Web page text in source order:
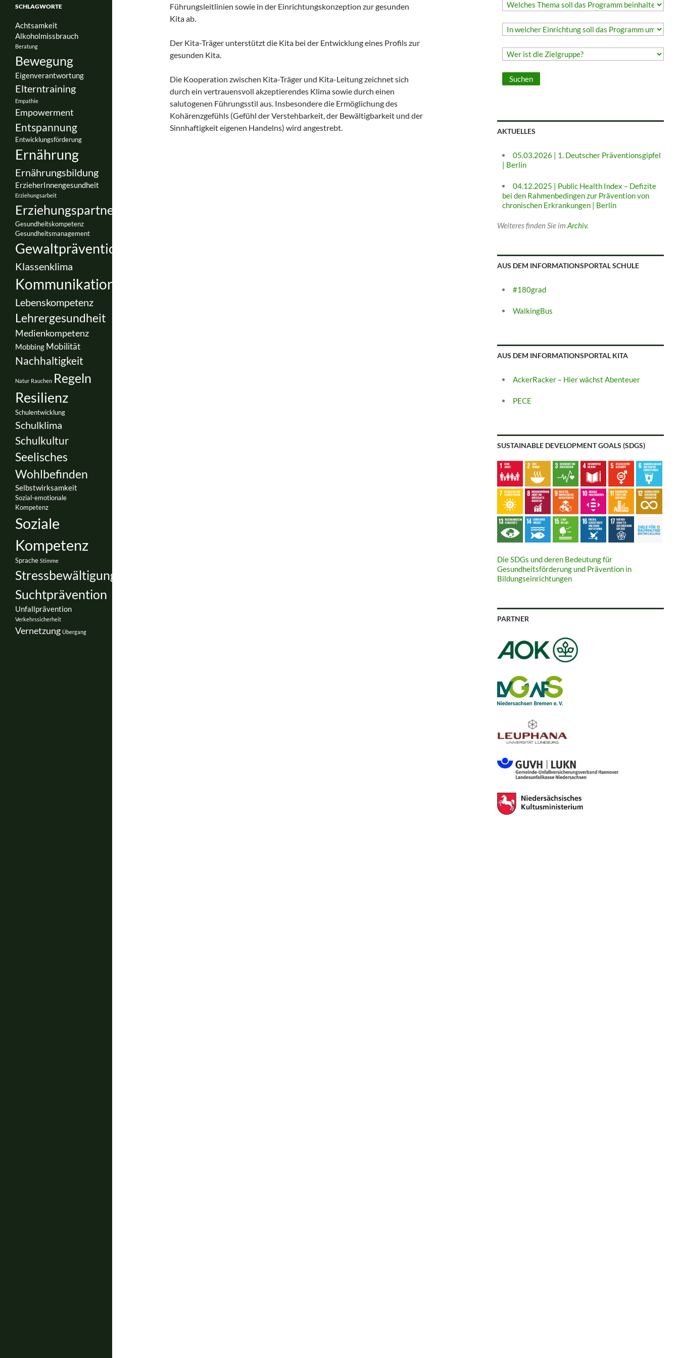
Führungsleitlinien sowie in der Einrichtungskonzeption zur gesunden
Kita ab.
Der Kita-Träger unterstützt die Kita bei der Entwicklung eines Profils zur
gesunden Kita.
Die Kooperation zwischen Kita-Träger und Kita-Leitung zeichnet sich
durch ein vertrauensvoll akzeptierendes Klima sowie durch einen
salutogenen Führungsstil aus. Insbesondere die Ermöglichung des
Kohärenzgefühls (Gefühl der Verstehbarkeit, der Bewältigbarkeit und der
Sinnhaftigkeit eigenen Handelns) wird angestrebt.
AKTUELLES
05.03.2026 | 1. Deutscher Präventionsgipfel
| Berlin
04.12.2025 | Public Health Index – Defizite
bei den Rahmenbedingen zur Prävention von
chronischen Erkrankungen | Berlin
Weiteres finden Sie im Archiv.
AUS DEM INFORMATIONSPORTAL SCHULE
#180grad
WalkingBus
AUS DEM INFORMATIONSPORTAL KITA
AckerRacker – Hier wächst Abenteuer
PECE
SUSTAINABLE DEVELOPMENT GOALS (SDGS)
Die SDGs und deren Bedeutung für
Gesundheitsförderung und Prävention in
Bildungseinrichtungen
PARTNER
SCHLAGWORTE
Achtsamkeit
Alkoholmissbrauch
Beratung
Bewegung
Eigenverantwortung
Elterntraining
Empathie
Empowerment
Entspannung
Entwicklungsförderung
Ernährung
Ernährungsbildung
ErzieherInnengesundheit
Erziehungsarbeit
Erziehungspartnerschaft
Gesundheitskompetenz
Gesundheitsmanagement
Gewaltprävention
Klassenklima
Kommunikation
Lebenskompetenz
Lehrergesundheit
Medienkompetenz
Mobbing Mobilität
Nachhaltigkeit
Natur Rauchen Regeln
Resilienz
Schulentwicklung
Schulklima
Schulkultur
Seelisches
Wohlbefinden
Selbstwirksamkeit
Sozial-emotionale
Kompetenz
Soziale
Kompetenz
Sprache Stimme
Stressbewältigung
Suchtprävention
Unfallprävention
Verkehrssicherheit
Vernetzung Übergang